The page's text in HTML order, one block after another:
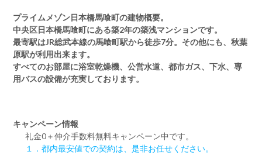
プライムメゾン日本橋馬喰町の建物概要。
中央区日本橋馬喰町にある築2年の築浅マンションです。
最寄駅はJR総武本線の馬喰町駅から徒歩7分。その他にも、秋葉
原駅が利用出来ます。
すべてのお部屋に浴室乾燥機、公営水道、都市ガス、下水、専
用バスの設備が充実しております。
キャンペーン情報
礼金0＋仲介手数料無料キャンペーン中です。
１．都内最安値での契約は、是非お任せください。